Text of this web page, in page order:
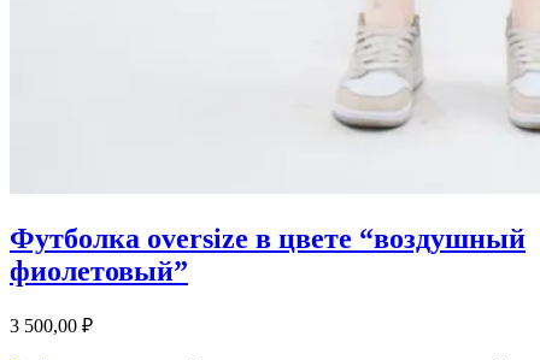
Футболка oversize в цвете “воздушный
фиолетовый”
3 500,00 ₽